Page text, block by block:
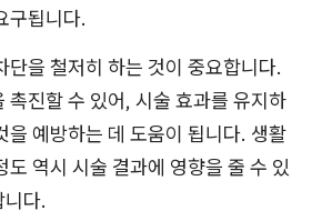
구됩니다.
단을 철저히 하는 것이 중요합니다.
촉진할 수 있어, 시술 효과를 유지하
을 예방하는 데 도움이 됩니다. 생활
도 역시 시술 결과에 영향을 줄 수 있
다.